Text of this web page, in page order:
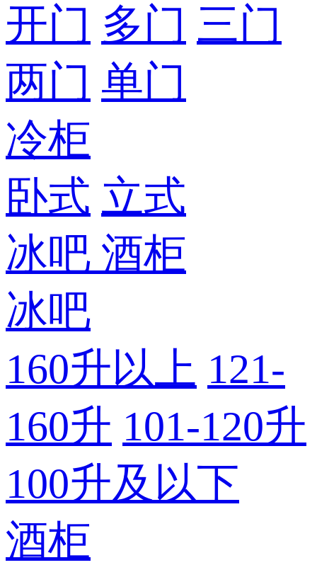
开门 多门 三门
两门 单门
冷柜
卧式 立式
冰吧 酒柜
冰吧
160升以上 121-
160升 101-120升
100升及以下
酒柜